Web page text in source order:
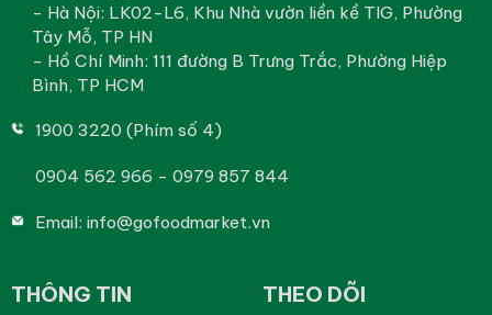
- Hà Nội: LK02-L6, Khu Nhà vườn liền kề TIG, Phường
Tây Mỗ, TP HN
- Hồ Chí Minh: 111 đường B Trưng Trắc, Phường Hiệp
Bình, TP HCM
1900 3220 (Phím số 4)
0904 562 966 - 0979 857 844
Email: info@gofoodmarket.vn
THÔNG TIN THEO DÕI